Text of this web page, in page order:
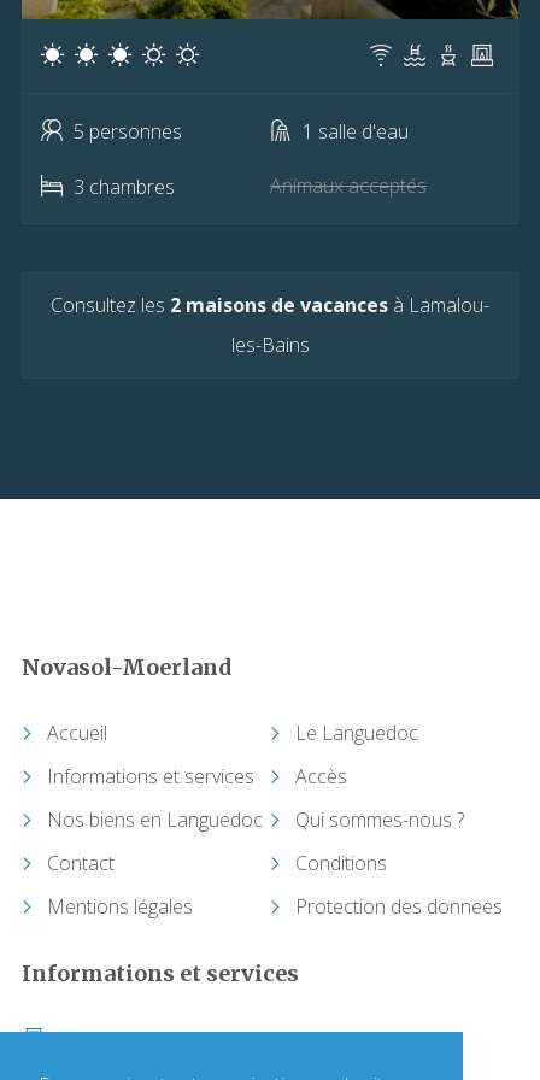
Copujol (Pardailhan)
Creissan
Cruzy
Fontiers-Cabardès
Gigean
5 personnes 1 salle d'eau
3 chambres Animaux acceptés
Consultez les 2 maisons de vacances à Lamalou-
les-Bains
Novasol-Moerland
Accueil
Le Languedoc
Informations et services
Accès
Nos biens en Languedoc
Qui sommes-nous ?
Contact
Conditions
Mentions légales
Protection des donnees
Informations et services
+33 (0)1 64 17 36 00